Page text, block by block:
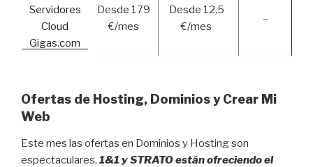
Desde 179
€/mes
Desde 12,5
€/mes
–
Ofertas de Hosting, Dominios y Crear Mi
Web
Este mes las ofertas en Dominios y Hosting son
espectaculares. 1&1 y STRATO están ofreciendo el